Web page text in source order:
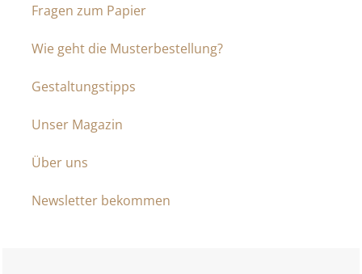
Fragen zum Papier
Wie geht die Musterbestellung?
Gestaltungstipps
Unser Magazin
Über uns
Newsletter bekommen